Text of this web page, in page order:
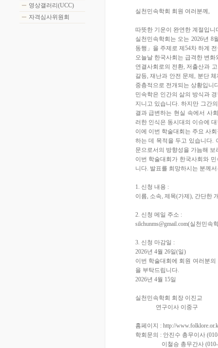
영상갤러리(UCC)
자격심사위원회
실천민속학회 회원 여러분께,
따뜻한 기운이 완연한 계절입니
실천민속학회는 오는 2026년
동행」을 주제로 제54차 하계
오늘날 한국사회는 급격한 변
연결사회로의 전환, 저출산과
갈등, 재난과 안전 문제, 분단
중층적으로 전개되는 상황입니
민속학은 인간의 삶의 방식과
지니고 있습니다. 하지만 그간
결과 급변하는 현실 속에서 사
러한 인식은 동시대의 이슈에
이에 이번 학술대회는 주요 사
하는 데 목적을 두고 있습니다.
문으로서의 방향성을 가늠해 보
이번 학술대회가 한국사회와
니다. 발표를 희망하시는 분께
1. 신청 내용 :
이름, 소속, 제목(가제), 간단한
2. 신청 메일 주소 :
silchunms@gmail.com(실천민속
3. 신청 마감일 :
2026년 4월 26일(일)
이번 학술대회에 회원 여러분
을 부탁드립니다.
2026년 4월 15일
실천민속학회 회장 이진교
연구이사 이중구
홈페이지 : http://
학회문의 : 안진수 총무이사
이철승 총무간사 (010-